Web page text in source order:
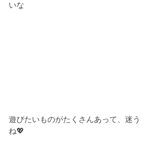
いな
遊びたいものがたくさんあって、迷う
ね💖